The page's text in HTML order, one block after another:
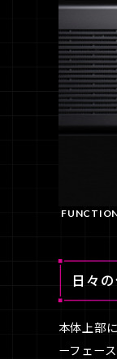
日々
本体上部
ーフェー